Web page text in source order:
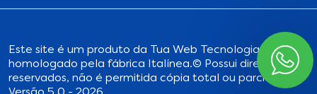
Este site é um produto da Tua Web Tecnologia,
homologado pela fábrica Italínea.© Possui direitos
reservados, não é permitida cópia total ou parcial.